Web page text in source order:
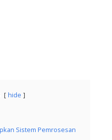
hide
Sistem Pemrosesan